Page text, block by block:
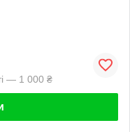
— 1 000 ₴